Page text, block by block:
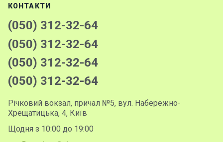
КОНТАКТИ
(050) 312-32-64
(050) 312-32-64
(050) 312-32-64
(050) 312-32-64
Річковий вокзал, причал №5, вул. Набережно-
Хрещатицька, 4, Київ
Щодня з 10:00 до 19:00